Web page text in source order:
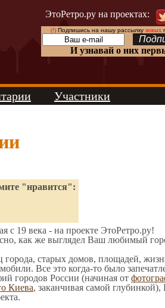
ЭтоРетро.ру на проектах:
(!)Подпишись на нашу рассылку новых
И узнавай о них
Участники
"нравится":
с 19 века - на проекте ЭтоРетро.ру!
как же выглядел Ваш любимый
города, старых домов, площадей,
Все это когда-то было
городов России (начиная от
Киева, заканчивая самой глубинкой),